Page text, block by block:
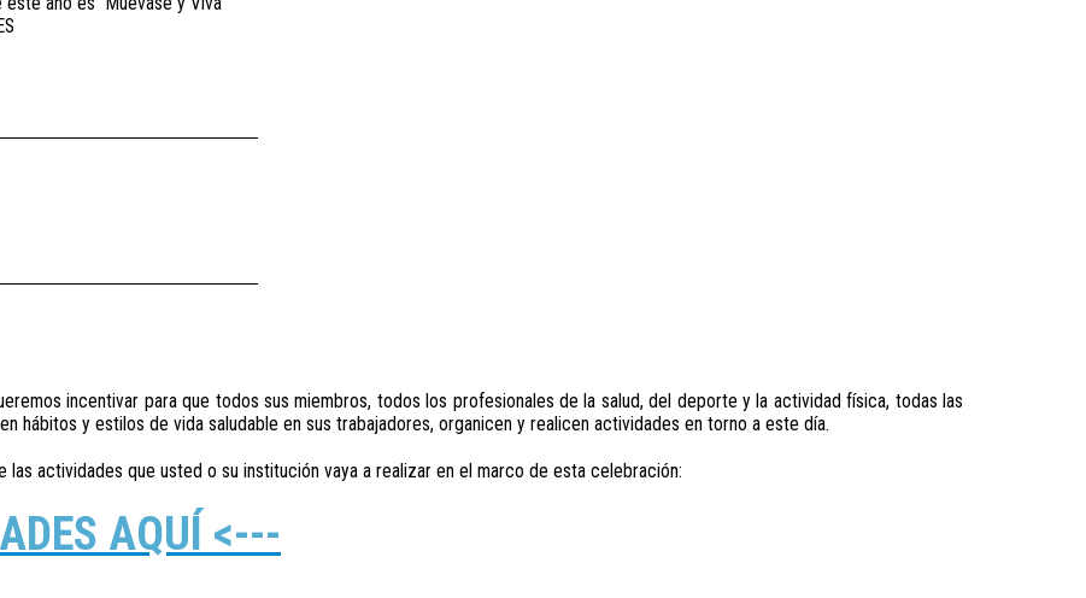
incentivar para que todos sus miembros, todos los profesionales de la salud, del deporte y la actividad física, todas las
hábitos y estilos de vida saludable en sus trabajadores, organicen y realicen actividades en torno a este día.
actividades que usted o su institución vaya a realizar en el marco de esta celebración:
AQUÍ <---